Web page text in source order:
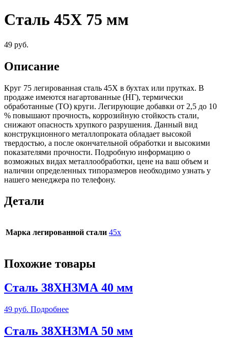
Сталь 45Х 75 мм
49 руб.
Описание
Круг 75 легированная сталь 45Х в бухтах или прутках. В
продаже имеются нагартованные (НГ), термически
обработанные (ТО) круги. Легирующие добавки от 2,5 до 10
% повышают прочность, коррозийную стойкость стали,
снижают опасность хрупкого разрушения. Данный вид
конструкционного металлопроката обладает высокой
твердостью, а после окончательной обработки и высокими
показателями прочности. Подробную информацию о
возможных видах металлообработки, цене на ваш объем и
наличии определенных типоразмеров необходимо узнать у
нашего менеджера по телефону.
Детали
Марка легированной стали 45х
Похожие товары
Сталь 38ХН3МА 40 мм
49 руб. Подробнее
Сталь 38ХН3МА 50 мм